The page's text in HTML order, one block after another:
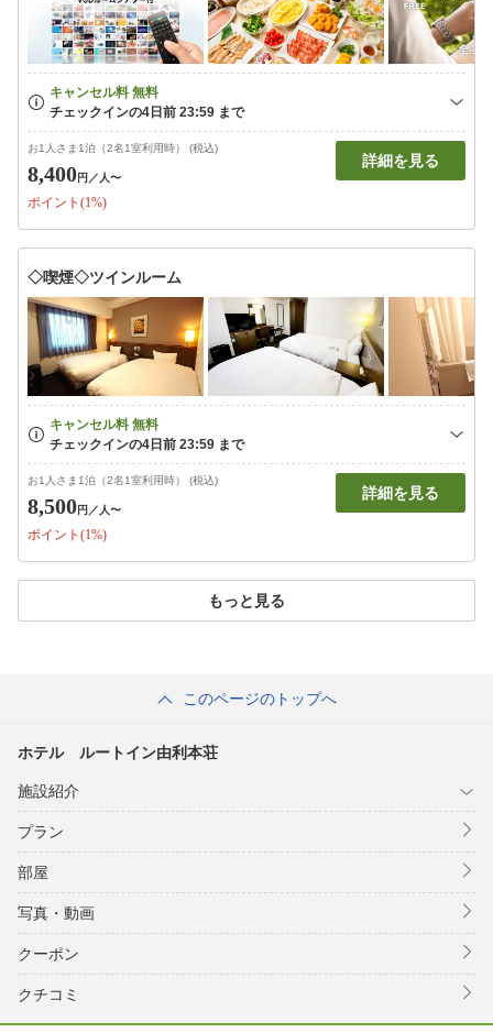
お1人さま1泊（2名1室利用時） (税込)
8,400円 ／人〜
ポイント(1%)
詳細を見る
◇喫煙◇ツインルーム
お1人さま1泊（2名1室利用時） (税込)
8,500円 ／人〜
ポイント(1%)
詳細を見る
もっと見る
このページのトップへ
ホテル ルートイン由利本荘
施設紹介
プラン
部屋
写真・動画
クーポン
クチコミ